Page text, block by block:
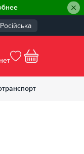
Російська